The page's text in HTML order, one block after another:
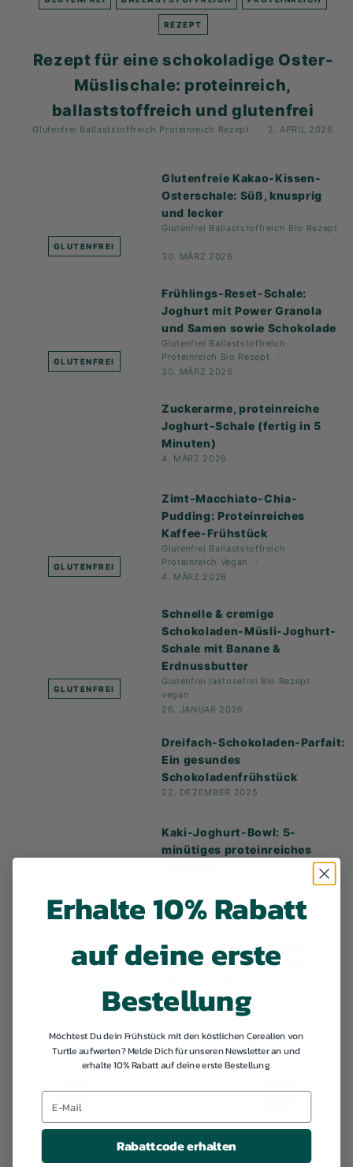
REZEPT
Rezept für eine schokoladige Oster-
Müslischale: proteinreich,
ballaststoffreich und glutenfrei
Glutenfrei Ballaststoffreich Proteinreich Rezept 2. APRIL 2026
GLUTENFREI
Glutenfreie Kakao-Kissen-
Osterschale: Süß, knusprig
und lecker
Glutenfrei Ballaststoffreich Bio Rezept
30. MÄRZ 2026
GLUTENFREI
Frühlings-Reset-Schale:
Joghurt mit Power Granola
und Samen sowie Schokolade
Glutenfrei Ballaststoffreich
Proteinreich Bio Rezept
30. MÄRZ 2026
Zuckerarme, proteinreiche
Joghurt-Schale (fertig in 5
Minuten)
4. MÄRZ 2026
GLUTENFREI
Zimt-Macchiato-Chia-
Pudding: Proteinreiches
Kaffee-Frühstück
Glutenfrei Ballaststoffreich
Proteinreich Vegan
4. MÄRZ 2026
GLUTENFREI
Schnelle & cremige
Schokoladen-Müsli-Joghurt-
Schale mit Banane &
Erdnussbutter
Glutenfrei laktosefrei Bio Rezept
vegan
26. JANUAR 2026
Dreifach-Schokoladen-Parfait:
Ein gesundes
Schokoladenfrühstück
22. DEZEMBER 2025
GLUTENFREI
Kaki-Joghurt-Bowl: 5-
minütiges proteinreiches
12. DEZEMBER 2025
Biscoff-Overnight-Oats:
Einfaches Rezept für ein
3. DEZEMBER 2025
Zurück
1 2 3 4 ... 11
Erhalte 10% Rabatt
auf deine erste
Bestellung
Möchtest Du dein Frühstück mit den köstlichen Cerealien von
Turtle aufwerten? Melde Dich für unseren Newsletter an und
erhalte 10% Rabatt auf deine erste Bestellung.
Rabattcode erhalten